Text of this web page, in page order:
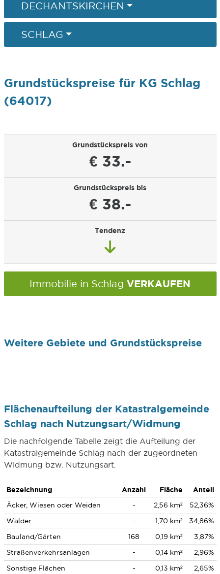
DECHANTSKIRCHEN
SCHLAG
Grundstückspreise für KG Schlag
(64017)
Grundstückspreis von
€ 33.-
Grundstückspreis bis
€ 38.-
Tendenz
Immobilie in Schlag VERKAUFEN
Weitere Gebiete und Grundstückspreise
Flächenaufteilung der Katastralgemeinde
Schlag nach Nutzungsart/Widmung
Die nachfolgende Tabelle zeigt die Aufteilung der
Katastralgemeinde Schlag nach der zugeordneten
Widmung bzw. Nutzungsart.
Bezeichnung Anzahl Fläche
Anteil
Äcker, Wiesen oder Weiden
- 2,56 km²
52,36%
Wälder
- 1,70 km²
34,86%
Bauland/Gärten
168 0,19 km²
3,87%
Straßenverkehrsanlagen
- 0,14 km²
2,96%
Sonstige Flächen
- 0,13 km² 2,65%